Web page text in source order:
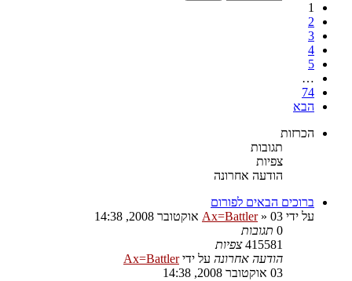
1
2
3
4
5
…
74
הבא
הכרזות
תגובות
צפיות
הודעה אחרונה
ברוכים הבאים לפורום
על ידי
Ax=Battler» 03 אוקטובר 2008, 14:38
0 תגובות
415581 צפיות
הודעה אחרונה על ידיAx=Battler
03 אוקטובר 2008, 14:38